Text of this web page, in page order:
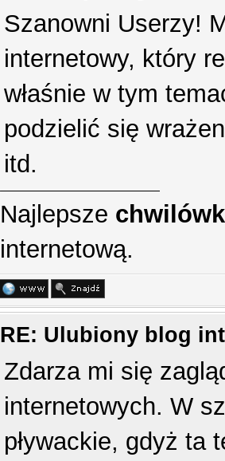
Szanowni Userzy!
internetowy, który
właśnie w tym
podzielić się
itd.
Najlepsze
internetową.
RE: Ulubiony blog
Zdarza mi się
internetowych. W
pływackie, gdyż ta